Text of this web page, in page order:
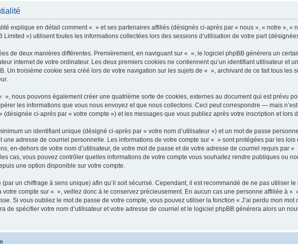
explique en détail comment « » et ses partenaires affiliés (désignés ci-après par « nous », « notre », «
Limited ») utilisent toutes les informations collectées lors des sessions d’utilisation de votre part
de deux manières différentes. Premièrement, en naviguant sur « », le logiciel phpBB génèrera un
internet de votre ordinateur. Les deux premiers cookies ne contiennent qu’un identifiant utilisateur et
Un troisième cookie sera créé lors de votre navigation sur les sujets de « », archivant de ce fait tous les
», nous pouvons également créer une quatrième sorte de cookies, externes au document qui est prévu
les informations que vous nous envoyez et que nous collectons. Ceci peut correspondre — mais
(désignée ci-après par « votre compte ») et les messages que vous publiez après votre inscription et
un identifiant unique (désigné ci-après par « votre nom d’utilisateur ») et un mot de passe
une adresse de courriel personnelle. Les informations de votre compte sur « » sont protégées par les
en-dehors de votre nom d’utilisateur, de votre mot de passe et de votre adresse de courriel requis par
cas, vous pouvez contrôler quelles informations de votre compte vous souhaitez rendre publiques ou
une option disponible sur votre compte.
(par un chiffrage à sens unique) afin qu’il soit sécurisé. Cependant, il est recommandé de ne pas utiliser
votre compte sur « », veillez donc à le conservez précieusement. En aucun cas une personne affiliée à
Si vous oubliez le mot de passe de votre compte, vous pouvez utiliser la fonction « J’ai perdu mon
de spécifier votre nom d’utilisateur et votre adresse de courriel et le logiciel phpBB générera alors un